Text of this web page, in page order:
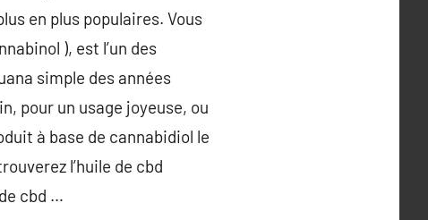
en plus populaires. Vous
), est l’un des
simple des années
pour un usage joyeuse, ou
à base de cannabidiol le
l’huile de cbd
cbd …